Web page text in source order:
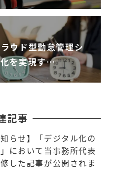
ウド型勤怠管理シ
を実現す…
記事
知らせ】「デジタル化の
において当事務所代表
した記事が公開されま